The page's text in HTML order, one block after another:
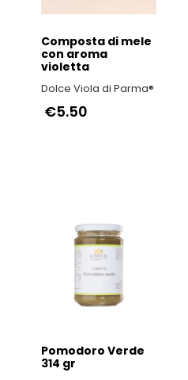
Composta di mele
con aroma
violetta
Dolce Viola di Parma®
€5.50
Pomodoro Verde
314 gr